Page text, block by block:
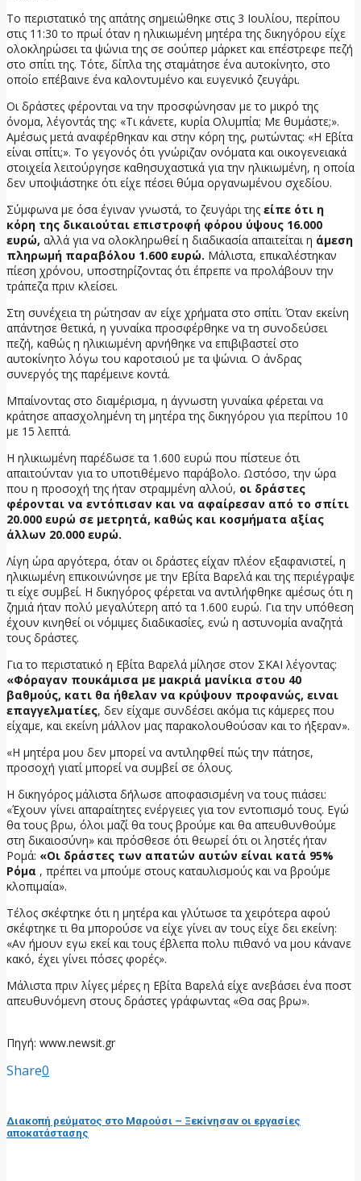
Το περιστατικό της απάτης σημειώθηκε στις 3 Ιουλίου, περίπου
στις 11:30 το πρωί όταν η ηλικιωμένη μητέρα της δικηγόρου είχε
ολοκληρώσει τα ψώνια της σε σούπερ μάρκετ και επέστρεφε πεζή
στο σπίτι της. Τότε, δίπλα της σταμάτησε ένα αυτοκίνητο, στο
οποίο επέβαινε ένα καλοντυμένο και ευγενικό ζευγάρι.
Οι δράστες φέρονται να την προσφώνησαν με το μικρό της
όνομα, λέγοντάς της: «Τι κάνετε, κυρία Ολυμπία; Με θυμάστε;».
Αμέσως μετά αναφέρθηκαν και στην κόρη της, ρωτώντας: «Η Εβίτα
είναι σπίτι;». Το γεγονός ότι γνώριζαν ονόματα και οικογενειακά
στοιχεία λειτούργησε καθησυχαστικά για την ηλικιωμένη, η οποία
δεν υποψιάστηκε ότι είχε πέσει θύμα οργανωμένου σχεδίου.
Σύμφωνα με όσα έγιναν γνωστά, το ζευγάρι της είπε ότι η
κόρη της δικαιούται επιστροφή φόρου ύψους 16.000
ευρώ, αλλά για να ολοκληρωθεί η διαδικασία απαιτείται η άμεση
πληρωμή παραβόλου 1.600 ευρώ. Μάλιστα, επικαλέστηκαν
πίεση χρόνου, υποστηρίζοντας ότι έπρεπε να προλάβουν την
τράπεζα πριν κλείσει.
Στη συνέχεια τη ρώτησαν αν είχε χρήματα στο σπίτι. Όταν εκείνη
απάντησε θετικά, η γυναίκα προσφέρθηκε να τη συνοδεύσει
πεζή, καθώς η ηλικιωμένη αρνήθηκε να επιβιβαστεί στο
αυτοκίνητο λόγω του καροτσιού με τα ψώνια. Ο άνδρας
συνεργός της παρέμεινε κοντά.
Μπαίνοντας στο διαμέρισμα, η άγνωστη γυναίκα φέρεται να
κράτησε απασχολημένη τη μητέρα της δικηγόρου για περίπου 10
με 15 λεπτά.
Η ηλικιωμένη παρέδωσε τα 1.600 ευρώ που πίστευε ότι
απαιτούνταν για το υποτιθέμενο παράβολο. Ωστόσο, την ώρα
που η προσοχή της ήταν στραμμένη αλλού, οι δράστες
φέρονται να εντόπισαν και να αφαίρεσαν από το σπίτι
20.000 ευρώ σε μετρητά, καθώς και κοσμήματα αξίας
άλλων 20.000 ευρώ.
Λίγη ώρα αργότερα, όταν οι δράστες είχαν πλέον εξαφανιστεί, η
ηλικιωμένη επικοινώνησε με την Εβίτα Βαρελά και της περιέγραψε
τι είχε συμβεί. Η δικηγόρος φέρεται να αντιλήφθηκε αμέσως ότι η
ζημιά ήταν πολύ μεγαλύτερη από τα 1.600 ευρώ. Για την υπόθεση
έχουν κινηθεί οι νόμιμες διαδικασίες, ενώ η αστυνομία αναζητά
τους δράστες.
Για το περιστατικό η Εβίτα Βαρελά μίλησε στον ΣΚΑΙ λέγοντας:
«Φόραγαν πουκάμισα με μακριά μανίκια στου 40
βαθμούς, κατι θα ήθελαν να κρύψουν προφανώς, ειναι
επαγγελματίες, δεν είχαμε συνδέσει ακόμα τις κάμερες που
είχαμε, και εκείνη μάλλον μας παρακολουθούσαν και το ήξεραν».
«Η μητέρα μου δεν μπορεί να αντιληφθεί πώς την πάτησε,
προσοχή γιατί μπορεί να συμβεί σε όλους.
Η δικηγόρος μάλιστα δήλωσε αποφασισμένη να τους πιάσει:
«Έχουν γίνει απαραίτητες ενέργειες για τον εντοπισμό τους. Εγώ
θα τους βρω, όλοι μαζί θα τους βρούμε και θα απευθυνθούμε
στη δικαιοσύνη» και πρόσθεσε ότι θεωρεί ότι οι ληστές ήταν
Ρομά: «Οι δράστες των απατών αυτών είναι κατά 95%
Ρόμα , πρέπει να μπούμε στους καταυλισμούς και να βρούμε
κλοπιμαία».
Τέλος σκέφτηκε ότι η μητέρα και γλύτωσε τα χειρότερα αφού
σκέφτηκε τι θα μπορούσε να είχε γίνει αν τους είχε δει εκείνη:
«Αν ήμουν εγω εκεί και τους έβλεπα πολυ πιθανό να μου κάνανε
κακό, έχει γίνει πόσες φορές».
Μάλιστα πριν λίγες μέρες η Εβίτα Βαρελά είχε ανεβάσει ένα ποστ
απευθυνόμενη στους δράστες γράφωντας «Θα σας βρω».
Πηγή: www.newsit.gr
Share0
Διακοπή ρεύματος στο Μαρούσι – Ξεκίνησαν οι εργασίες
αποκατάστασης